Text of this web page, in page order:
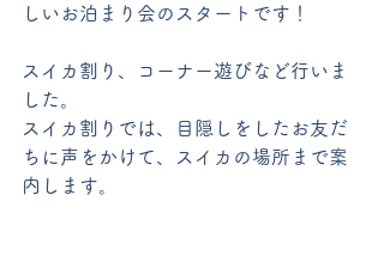
しいお泊まり会のスタートです！
スイカ割り、コーナー遊びなど行いま
した。
スイカ割りでは、目隠しをしたお友だ
ちに声をかけて、スイカの場所まで案
内します。